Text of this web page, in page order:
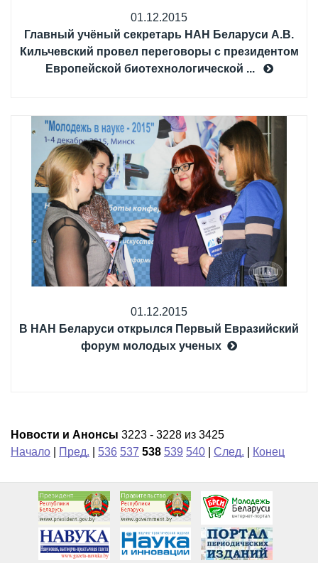
01.12.2015
Главный учёный секретарь НАН Беларуси А.В.
Кильчевский провел переговоры с президентом
Европейской биотехнологической ...
01.12.2015
В НАН Беларуси открылся Первый Евразийский
форум молодых ученых
Новости и Анонсы 3223 - 3228 из 3425
Начало
Пред. 536 537 538 539 540 След. Конец